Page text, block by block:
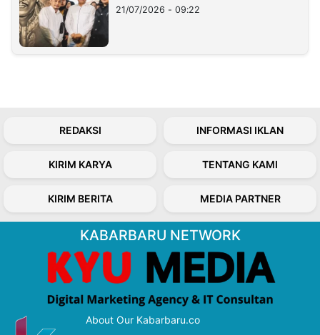
21/07/2026 - 09:22
REDAKSI INFORMASI IKLAN
KIRIM KARYA TENTANG KAMI
KIRIM BERITA MEDIA PARTNER
KABARBARU NETWORK
About Our Kabarbaru.co